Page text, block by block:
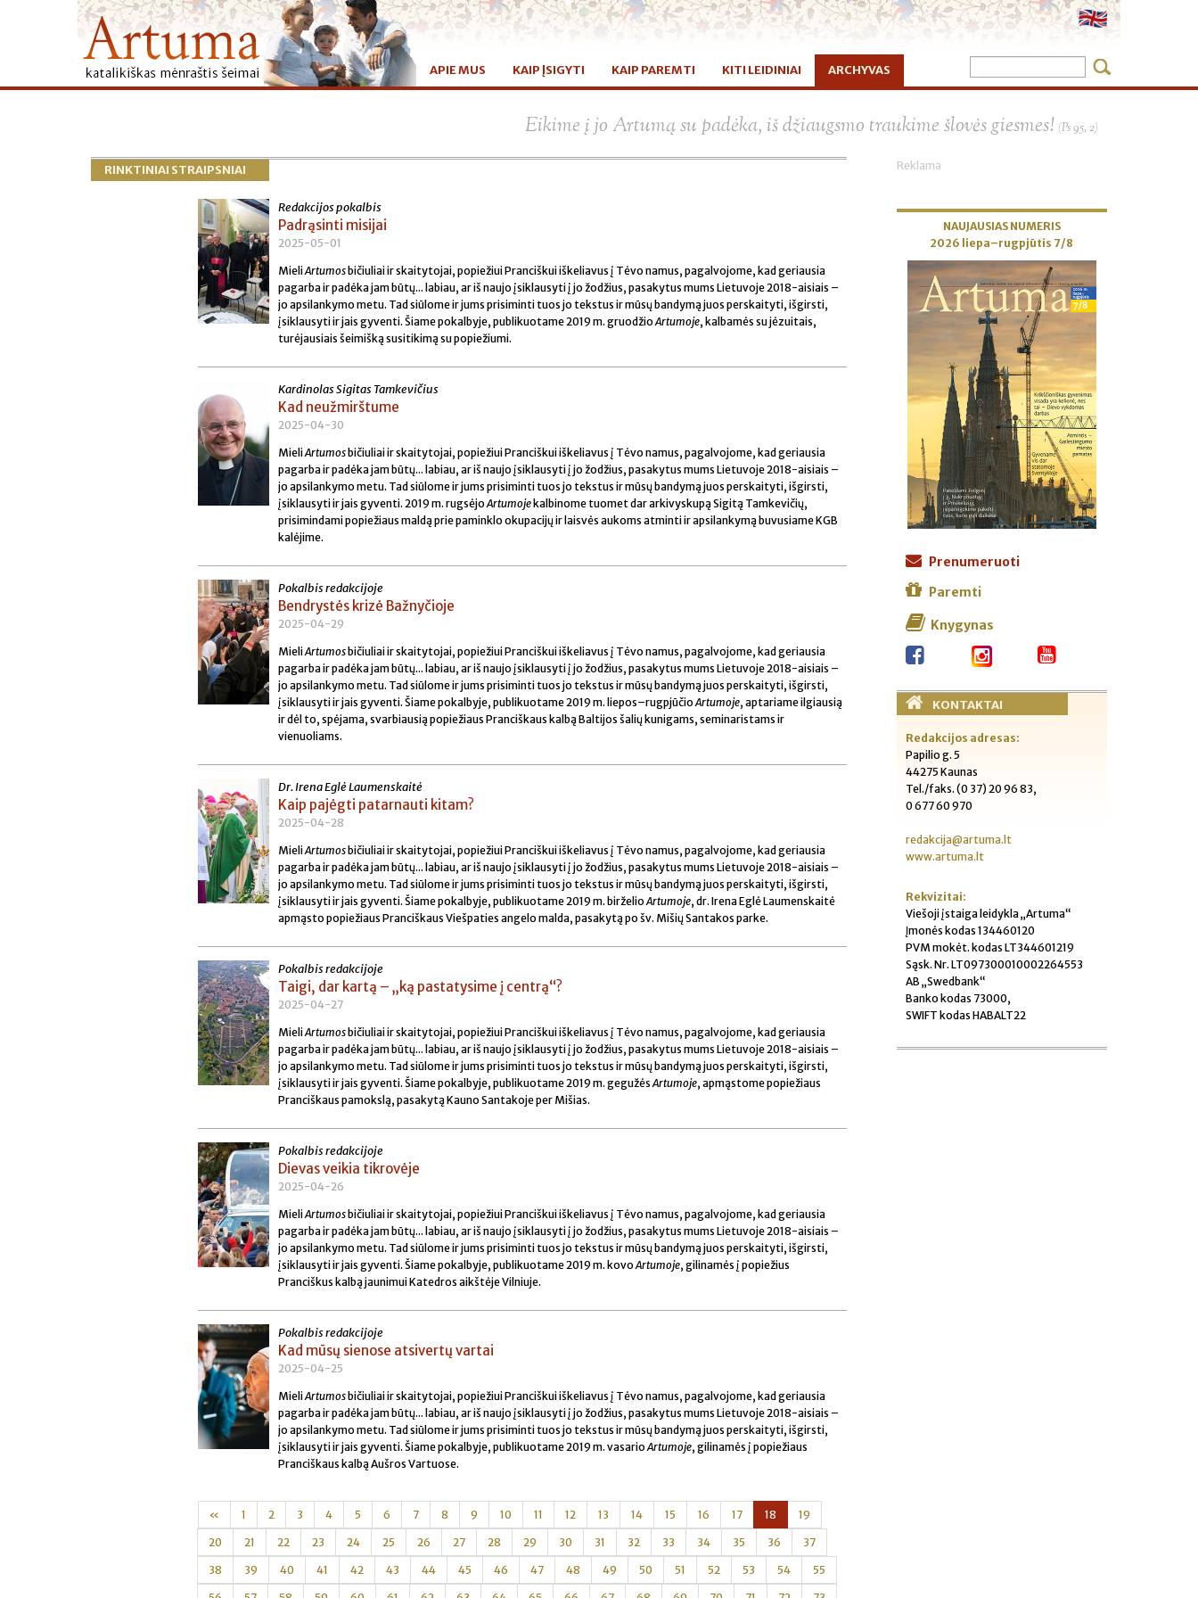
APIE MUS KAIP ĮSIGYTI KAIP PAREMTI KITI LEIDINIAI ARCHYVAS
Eikime į jo Artumą su padėka, iš džiaugsmo traukime šlovės giesmes! (Ps 95, 2)
RINKTINIAI STRAIPSNIAI
Redakcijos pokalbis
Padrąsinti misijai
2025-05-01
MieliArtumosbičiuliai ir skaitytojai, popiežiui Pranciškui iškeliavus į Tėvo namus, pagalvojome, kad geriausia
pagarba ir padėka jam būtų... labiau, ar iš naujo įsiklausyti į jo žodžius, pasakytus mums Lietuvoje 2018-aisiais –
jo apsilankymo metu. Tad siūlome ir jums prisiminti tuos jo tekstus ir mūsų bandymą juos perskaityti, išgirsti,
įsiklausyti ir jais gyventi. Šiame pokalbyje, publikuotame 2019 m. gruodžioArtumoje, kalbamės su jėzuitais,
turėjausiais šeimišką susitikimą su popiežiumi.
Kardinolas Sigitas Tamkevičius
Kad neužmirštume
2025-04-30
MieliArtumosbičiuliai ir skaitytojai, popiežiui Pranciškui iškeliavus į Tėvo namus, pagalvojome, kad geriausia
pagarba ir padėka jam būtų... labiau, ar iš naujo įsiklausyti į jo žodžius, pasakytus mums Lietuvoje 2018-aisiais –
jo apsilankymo metu. Tad siūlome ir jums prisiminti tuos jo tekstus ir mūsų bandymą juos perskaityti, išgirsti,
įsiklausyti ir jais gyventi. 2019 m. rugsėjoArtumoje kalbinome tuomet dar arkivyskupą Sigitą Tamkevičių,
prisimindami popiežiaus maldą prie paminklo okupacijų ir laisvės aukoms atminti ir apsilankymą buvusiame KGB
kalėjime.
Pokalbis redakcijoje
Bendrystės krizė Bažnyčioje
2025-04-29
MieliArtumosbičiuliai ir skaitytojai, popiežiui Pranciškui iškeliavus į Tėvo namus, pagalvojome, kad geriausia
pagarba ir padėka jam būtų... labiau, ar iš naujo įsiklausyti į jo žodžius, pasakytus mums Lietuvoje 2018-aisiais –
jo apsilankymo metu. Tad siūlome ir jums prisiminti tuos jo tekstus ir mūsų bandymą juos perskaityti, išgirsti,
įsiklausyti ir jais gyventi. Šiame pokalbyje, publikuotame 2019 m. liepos–rugpjūčioArtumoje, aptariame ilgiausią
ir dėl to, spėjama, svarbiausią popiežiaus Pranciškaus kalbą Baltijos šalių kunigams, seminaristams ir
vienuoliams.
Dr. Irena Eglė Laumenskaitė
Kaip pajėgti patarnauti kitam?
2025-04-28
MieliArtumosbičiuliai ir skaitytojai, popiežiui Pranciškui iškeliavus į Tėvo namus, pagalvojome, kad geriausia
pagarba ir padėka jam būtų... labiau, ar iš naujo įsiklausyti į jo žodžius, pasakytus mums Lietuvoje 2018-aisiais –
jo apsilankymo metu. Tad siūlome ir jums prisiminti tuos jo tekstus ir mūsų bandymą juos perskaityti, išgirsti,
įsiklausyti ir jais gyventi. Šiame pokalbyje, publikuotame 2019 m. birželioArtumoje, dr. Irena Eglė Laumenskaitė
apmąsto popiežiaus Pranciškaus Viešpaties angelo malda, pasakytą po šv. Mišių Santakos parke.
Pokalbis redakcijoje
Taigi, dar kartą – „ką pastatysime į centrą“?
2025-04-27
MieliArtumosbičiuliai ir skaitytojai, popiežiui Pranciškui iškeliavus į Tėvo namus, pagalvojome, kad geriausia
pagarba ir padėka jam būtų... labiau, ar iš naujo įsiklausyti į jo žodžius, pasakytus mums Lietuvoje 2018-aisiais –
jo apsilankymo metu. Tad siūlome ir jums prisiminti tuos jo tekstus ir mūsų bandymą juos perskaityti, išgirsti,
įsiklausyti ir jais gyventi. Šiame pokalbyje, publikuotame 2019 m. gegužėsArtumoje, apmąstome popiežiaus
Pranciškaus pamokslą, pasakytą Kauno Santakoje per Mišias.
Pokalbis redakcijoje
Dievas veikia tikrovėje
2025-04-26
MieliArtumosbičiuliai ir skaitytojai, popiežiui Pranciškui iškeliavus į Tėvo namus, pagalvojome, kad geriausia
pagarba ir padėka jam būtų... labiau, ar iš naujo įsiklausyti į jo žodžius, pasakytus mums Lietuvoje 2018-aisiais –
jo apsilankymo metu. Tad siūlome ir jums prisiminti tuos jo tekstus ir mūsų bandymą juos perskaityti, išgirsti,
įsiklausyti ir jais gyventi. Šiame pokalbyje, publikuotame 2019 m. kovoArtumoje, gilinamės į popiežius
Pranciškus kalbą jaunimui Katedros aikštėje Vilniuje.
Pokalbis redakcijoje
Kad mūsų sienose atsivertų vartai
2025-04-25
MieliArtumosbičiuliai ir skaitytojai, popiežiui Pranciškui iškeliavus į Tėvo namus, pagalvojome, kad geriausia
pagarba ir padėka jam būtų... labiau, ar iš naujo įsiklausyti į jo žodžius, pasakytus mums Lietuvoje 2018-aisiais –
jo apsilankymo metu. Tad siūlome ir jums prisiminti tuos jo tekstus ir mūsų bandymą juos perskaityti, išgirsti,
įsiklausyti ir jais gyventi. Šiame pokalbyje, publikuotame 2019 m. vasarioArtumoje, gilinamės į popiežiaus
Pranciškaus kalbą Aušros Vartuose.
« 1 2 3 4 5 6 7 8 9 10 11 12 13 14 15 16 17 18 19
20 21 22 23 24 25 26 27 28 29 30 31 32 33 34 35 36 37
38 39 40 41 42 43 44 45 46 47 48 49 50 51 52 53 54 55
Reklama
NAUJAUSIAS NUMERIS
2026 liepa–rugpjūtis 7/8
Prenumeruoti
Paremti
Knygynas
KONTAKTAI
Redakcijos adresas:
Papilio g. 5
44275 Kaunas
Tel./faks. (0 37) 20 96 83,
0 677 60 970
redakcija@artuma.lt
www.artuma.lt
Rekvizitai:
Viešoji įstaiga leidykla „Artuma“
Įmonės kodas 134460120
PVM mokėt. kodas LT344601219
Sąsk. Nr. LT097300010002264553
AB „Swedbank“
Banko kodas 73000,
SWIFT kodas HABALT22